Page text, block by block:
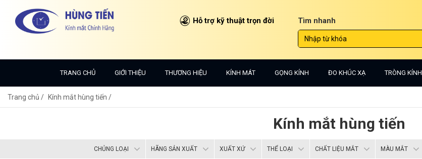
Hỗ trợ kỹ thuật trọn đời Tìm nhanh
TRANG CHỦ GIỚI THIỆU THƯƠNG HIỆU KÍNH MÁT GỌNG KÍNH ĐO KHÚC XẠ TRÒNG KÍNH
Trang chủ Kính mắt hùng tiến /
Kính mắt hùng tiến
CHỦNG LOẠI HÃNG SẢN XUẤT XUẤT XỨ THỂ LOẠI CHẤT LIỆU MẮT MÀU MẮT